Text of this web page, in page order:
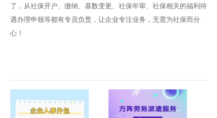
了，从社保开户、缴纳、基数变更、社保年审、社保相关的福利待
遇办理申领等都有专员负责，让企业专注业务，无需为社保而分
心！